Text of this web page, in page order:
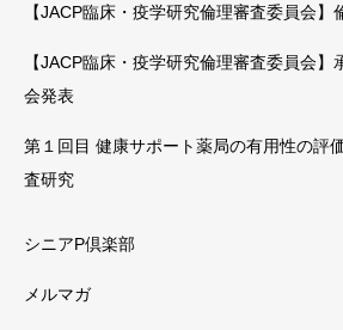
【JACP臨床・疫学研究倫理審査委員会】
【JACP臨床・疫学研究倫理審査委員会
会発表
第１回目 健康サポート薬局の有用性の評
査研究
シニアP倶楽部
メルマガ